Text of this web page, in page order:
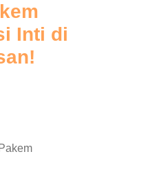
Inti di